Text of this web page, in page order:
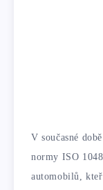
V současné
normy ISO
automobilů,